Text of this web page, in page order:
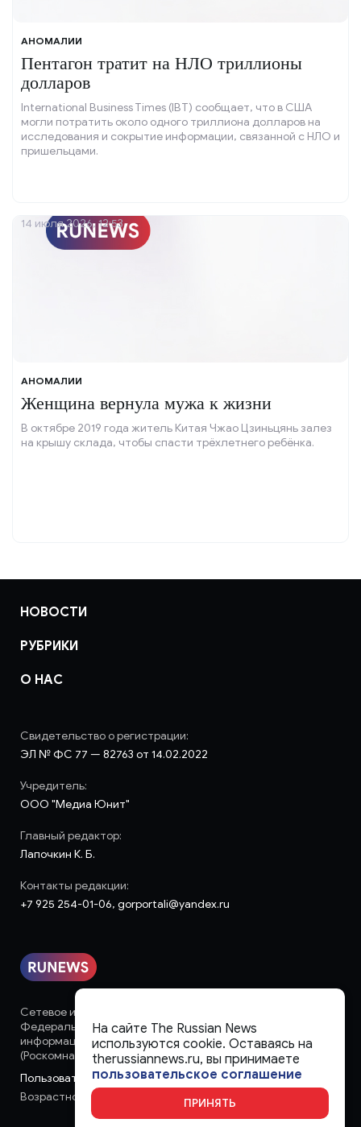
АНОМАЛИИ
Пентагон тратит на НЛО триллионы
долларов
International Business Times (IBT) сообщает, что в США
могли потратить около одного триллиона долларов на
исследования и сокрытие информации, связанной с НЛО и
пришельцами.
АНОМАЛИИ
Женщина вернула мужа к жизни
В октябре 2019 года житель Китая Чжао Цзиньцянь залез
на крышу склада, чтобы спасти трёхлетнего ребёнка.
14 июля 2026, 12:53
НОВОСТИ
РУБРИКИ
О НАС
Сетевое издание «runews» (18+) зарегистрировано в
Федеральной службе по надзору в сфере связи,
информационных технологий и массовых коммуникаций
(Роскомнадзор)
Пользовательское соглашение
Возрастное ограничение:
Свидетельство о регистрации:
ЭЛ № ФС 77 — 82763 от 14.02.2022
Учредитель:
ООО "Медиа Юнит"
Главный редактор:
Лапочкин К. Б.
Контакты редакции:
+7 925 254-01-06, gorportali@yandex.ru
На сайте The Russian News
используются cookie. Оставаясь на
therussiannews.ru, вы принимаете
пользовательское соглашение
ПРИНЯТЬ